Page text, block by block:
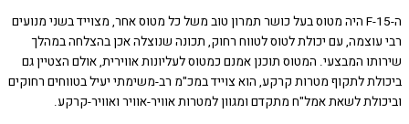
ה-15-F היה מטוס בעל כושר תמרון טוב משל כל מטוס אחר, מצוייד בשני מנועים
עם יכולת לטוס לטווח רחוק, תכונה שנוצלה אכן בהצלחה במהלך
המבצעי. המטוס תוכנן אמנם כמטוס לעליונות אווירית, אולם הצטיין גם
לתקוף מטרות קרקע, הוא צוייד במכ"מ רב-משימתי יעיל בטווחים רחוקים
לשאת אמל"ח מתקדם ומגוון למטרות אוויר-אוויר ואוויר-קרקע.